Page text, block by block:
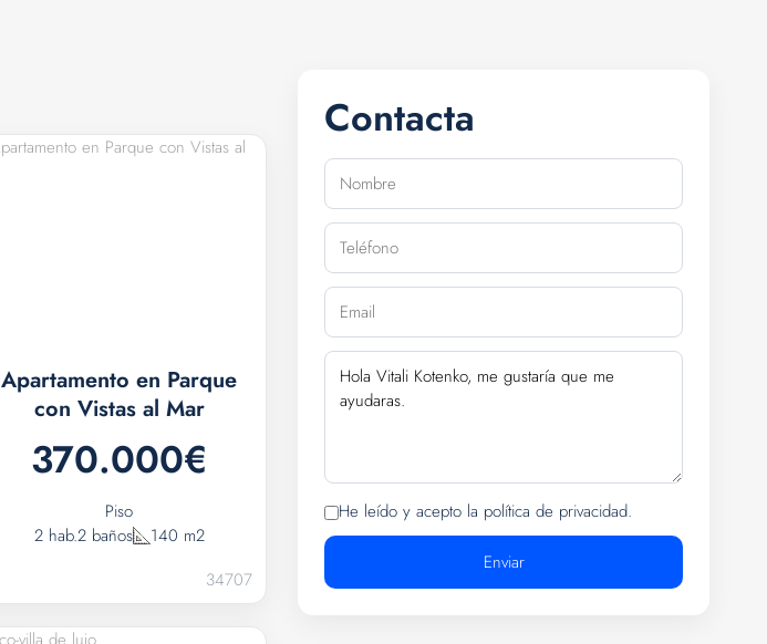
Apartamento en Parque
con Vistas al Mar
370.000€
Piso
2 hab.2 baños
140 m2
34707
Contacta
He leído y acepto la política de privacidad.
Enviar